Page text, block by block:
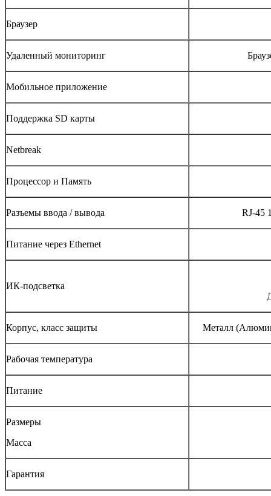
Браузер
Удаленный мониторинг
Мобильное приложение
Поддержка SD карты
Netbreak
Процессор и Память
Разъемы ввода / вывода RJ-45
Питание через Ethernet
ИК-подсветка
Корпус, класс защиты Металл
Рабочая температура
Питание
Размеры
Масса
Гарантия